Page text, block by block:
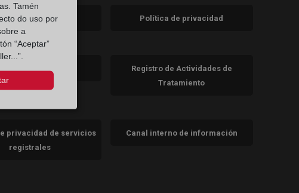
nueva)nueva)
nueva)
Aviso legal Política de privacidad
Registro de Actividades de
Tratamiento
privacidad de servicios
registrales
Canal interno de información
Tamén
do uso por
a
“Aceptar”